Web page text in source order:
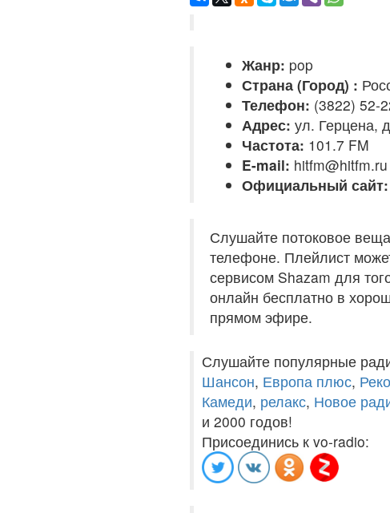
Жанр: pop
Страна (Город) :
Телефон: (3822) 52-
Адрес: ул. Герцена,
Частота: 101.7 FM
E-mail: hitfm@hitfm.ru
Официальный сайт:
Слушайте потоковое
телефоне. Плейлист
сервисом Shazam для
онлайн бесплатно в
прямом эфире.
Слушайте популярные
Шансон, Европа плюс,
Камеди, релакс, Новое
и 2000 годов!
Присоединись к vo-radio: